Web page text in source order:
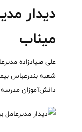
دیدار
میناب
علی صیادزاده
شعبه بندرعباس
دانش‌آموزان